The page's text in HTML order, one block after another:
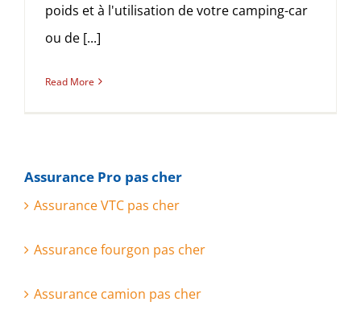
poids et à l'utilisation de votre camping-car
ou de [...]
Read More
Assurance Pro pas cher
Assurance VTC pas cher
Assurance fourgon pas cher
Assurance camion pas cher